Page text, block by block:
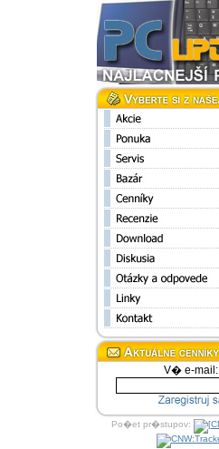
V� e-mail:
Po�et pr�stupov: